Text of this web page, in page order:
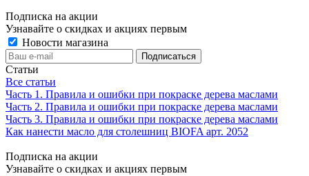
Подписка на акции
Узнавайте о скидках и акциях первым
Новости магазина
Статьи
Все статьи
Часть 1. Правила и ошибки при покраске дерева маслами
Часть 2. Правила и ошибки при покраске дерева маслами
Часть 3. Правила и ошибки при покраске дерева маслами
Как нанести масло для столешниц BIOFA арт. 2052
Подписка на акции
Узнавайте о скидках и акциях первым